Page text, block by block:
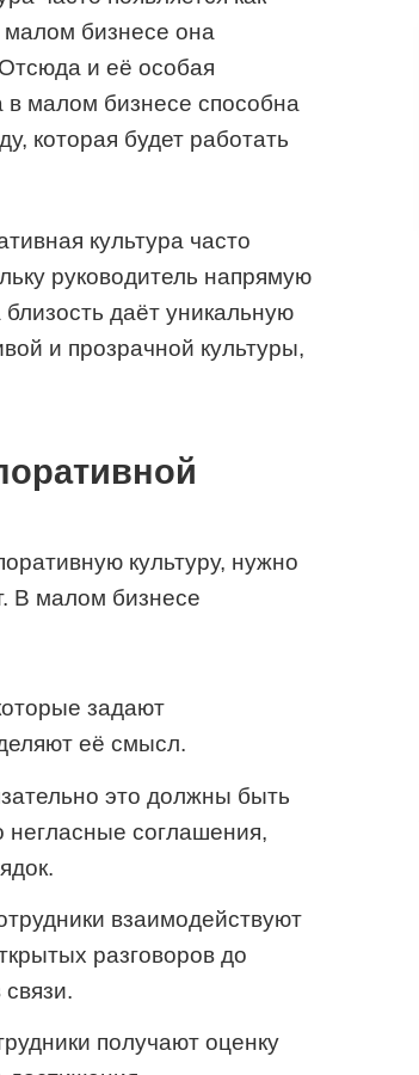
бизнесе она
и её особая
в малом бизнесе способна
которая будет работать
культура часто
руководитель напрямую
даёт уникальную
и прозрачной культуры,
культуру, нужно
В малом бизнесе
задают
её смысл.
это должны быть
негласные соглашения,
взаимодействуют
разговоров до
получают оценку